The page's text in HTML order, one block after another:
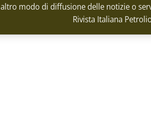
altro modo di diffusione delle notizie o
Rivista Italiana